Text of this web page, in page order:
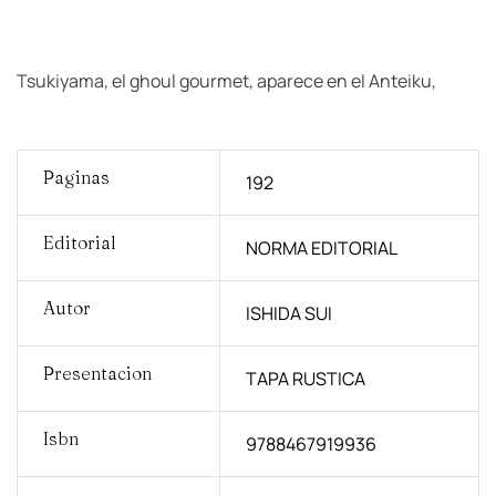
Tsukiyama, el ghoul gourmet, aparece en el Anteiku,
Paginas 192
Editorial NORMA EDITORIAL
Autor ISHIDA SUI
Presentacion TAPA RUSTICA
Isbn 9788467919936